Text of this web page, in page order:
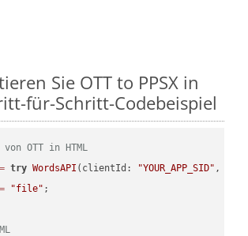
Sie OTT to PPSX in
für-Schritt-Codebeispiel
OTT in HTML
= try WordsAPI (clientId: "YOUR_APP_SID" ,
= "file" ;